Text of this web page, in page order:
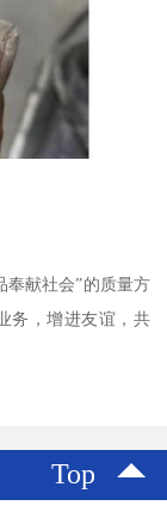
奉献社会”的质量方
务，增进友谊，共
Top